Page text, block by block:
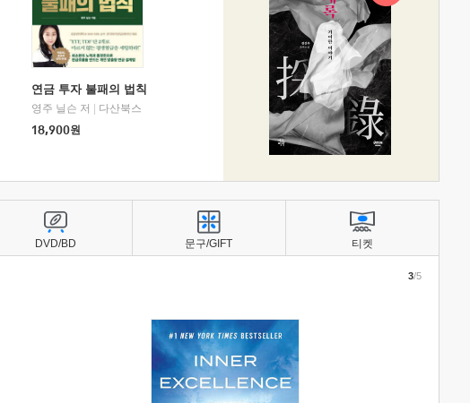
연금 투자 불패의 법칙
영주 닐슨 저
다산북스
18,900원
3/5
DVD/BD 문구/GIFT 티켓